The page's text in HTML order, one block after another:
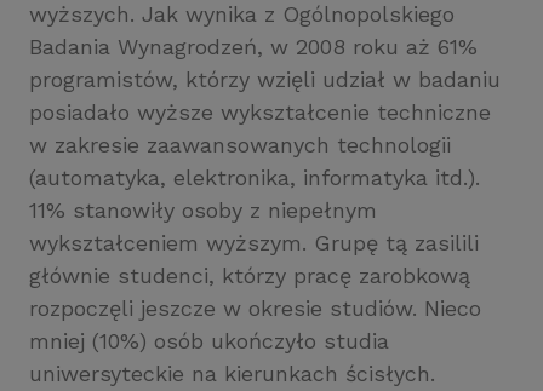
wyższych. Jak wynika z Ogólnopolskiego
Badania Wynagrodzeń, w 2008 roku aż 61%
programistów, którzy wzięli udział w badaniu
posiadało wyższe wykształcenie techniczne
w zakresie zaawansowanych technologii
(automatyka, elektronika, informatyka itd.).
11% stanowiły osoby z niepełnym
wykształceniem wyższym. Grupę tą zasilili
głównie studenci, którzy pracę zarobkową
rozpoczęli jeszcze w okresie studiów. Nieco
mniej (10%) osób ukończyło studia
uniwersyteckie na kierunkach ścisłych.